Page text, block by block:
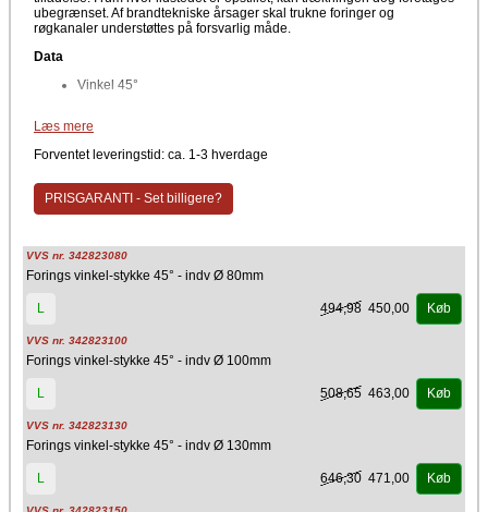
ubegrænset. Af brandtekniske årsager skal trukne foringer og
røgkanaler understøttes på forsvarlig måde.
Data
Vinkel 45°
Kierulff A/S - Metalbestos
Læs mere
Forventet leveringstid: ca. 1-3 hverdage
PRISGARANTI - Set billigere?
VVS nr. 342823080
Forings vinkel-stykke 45° - indv Ø 80mm
L 494,98 450,00 Køb
VVS nr. 342823100
Forings vinkel-stykke 45° - indv Ø 100mm
L 508,65 463,00 Køb
VVS nr. 342823130
Forings vinkel-stykke 45° - indv Ø 130mm
L 646,30 471,00 Køb